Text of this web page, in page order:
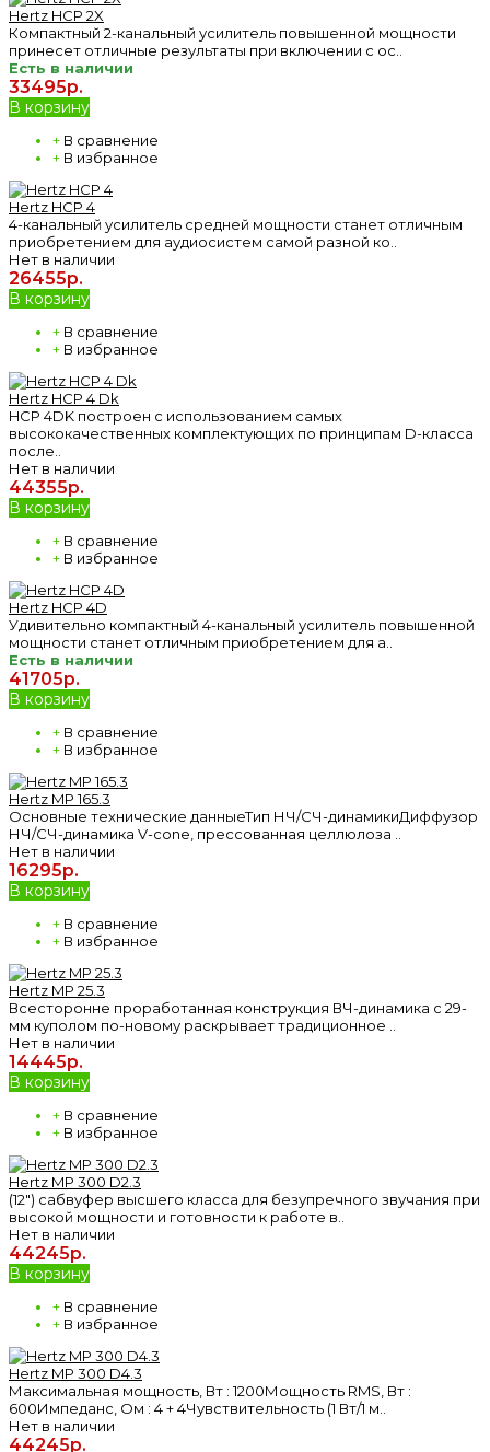
Hertz HCP 2X
Компактный 2-канальный усилитель повышенной мощности
принесет отличные результаты при включении с ос..
Есть в наличии
33495р.
В корзину
+ В сравнение
+ В избранное
Hertz HCP 4
4-канальный усилитель средней мощности станет отличным
приобретением для аудиосистем самой разной ко..
Нет в наличии
26455р.
В корзину
+ В сравнение
+ В избранное
Hertz HCP 4 Dk
HCP 4DK построен с использованием самых
высококачественных комплектующих по принципам D-класса
после..
Нет в наличии
44355р.
В корзину
+ В сравнение
+ В избранное
Hertz HCP 4D
Удивительно компактный 4-канальный усилитель повышенной
мощности станет отличным приобретением для а..
Есть в наличии
41705р.
В корзину
+ В сравнение
+ В избранное
Hertz MP 165.3
Основные технические данныеТип НЧ/СЧ-динамикиДиффузор
НЧ/СЧ-динамика V-cone, прессованная целлюлоза ..
Нет в наличии
16295р.
В корзину
+ В сравнение
+ В избранное
Hertz MP 25.3
Всесторонне проработанная конструкция ВЧ-динамика с 29-
мм куполом по-новому раскрывает традиционное ..
Нет в наличии
14445р.
В корзину
+ В сравнение
+ В избранное
Hertz MP 300 D2.3
(12") сабвуфер высшего класса для безупречного звучания при
высокой мощности и готовности к работе в..
Нет в наличии
44245р.
В корзину
+ В сравнение
+ В избранное
Hertz MP 300 D4.3
Максимальная мощность, Вт : 1200Мощность RMS, Вт :
600Импеданс, Ом : 4 + 4Чувствительность (1 Вт/1 м..
Нет в наличии
44245р.